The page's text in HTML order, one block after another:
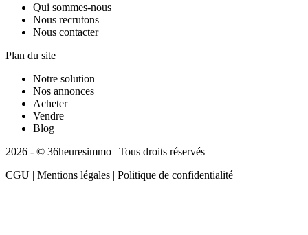
Qui sommes-nous
Nous recrutons
Nous contacter
Plan du site
Notre solution
Nos annonces
Acheter
Vendre
Blog
2026 - © 36heuresimmo | Tous droits réservés
CGU | Mentions légales | Politique de confidentialité